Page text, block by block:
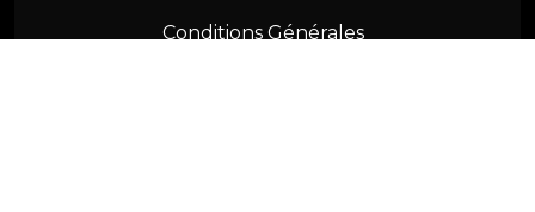
MGF/MGTF (1996-2012)
Conditions Générales